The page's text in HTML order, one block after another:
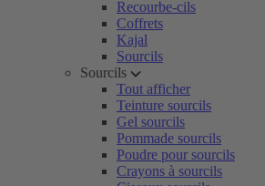
Recourbe-cils
Coffrets
Kajal
Sourcils
Sourcils
Tout afficher
Teinture sourcils
Gel sourcils
Pommade sourcils
Poudre pour sourcils
Crayons à sourcils